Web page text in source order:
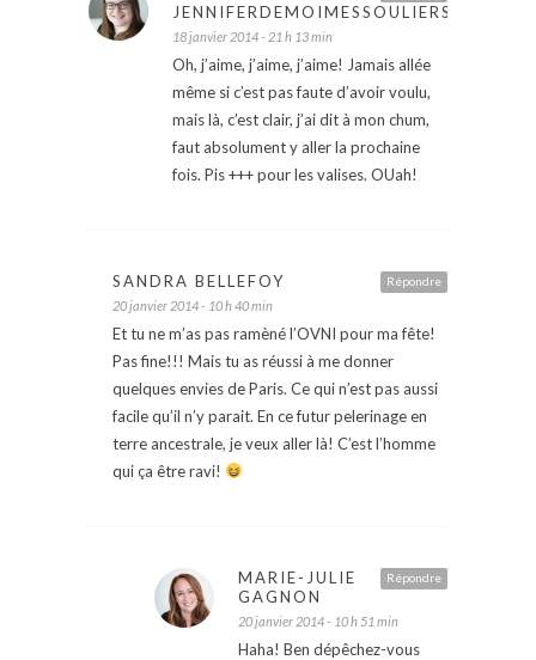
JENNIFERDEMOIMESSOULIERS
18 janvier 2014 - 21 h 13 min
Oh, j’aime, j’aime, j’aime! Jamais allée
même si c’est pas faute d’avoir voulu,
mais là, c’est clair, j’ai dit à mon chum,
faut absolument y aller la prochaine
fois. Pis +++ pour les valises. OUah!
Répondre
SANDRA BELLEFOY
20 janvier 2014 - 10 h 40 min
Et tu ne m’as pas ramèné l’OVNI pour ma fête!
Pas fine!!! Mais tu as réussi à me donner
quelques envies de Paris. Ce qui n’est pas aussi
facile qu’il n’y parait. En ce futur pelerinage en
terre ancestrale, je veux aller là! C’est l’homme
qui ça être ravi!
Répondre
MARIE-JULIE
GAGNON
20 janvier 2014 - 10 h 51 min
Haha! Ben dépêchez-vous